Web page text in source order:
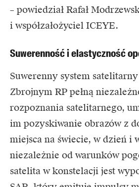
– powiedział Rafał
i współzałożyciel ICEYE.
Suwerenność i elastyczność
Suwerenny system
Zbrojnym RP pełną
rozpoznania satelitarnego,
im pozyskiwanie obrazów z
miejsca na świecie, w dzień i
niezależnie od warunków
satelita w konstelacji jest